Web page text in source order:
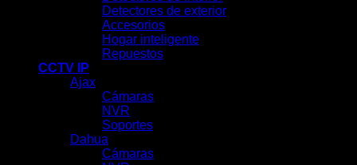
Detectores de exterior
Accesorios
Hogar inteligente
Repuestos
CCTV IP
Ajax
Cámaras
NVR
Soportes
Dahua
Cámaras